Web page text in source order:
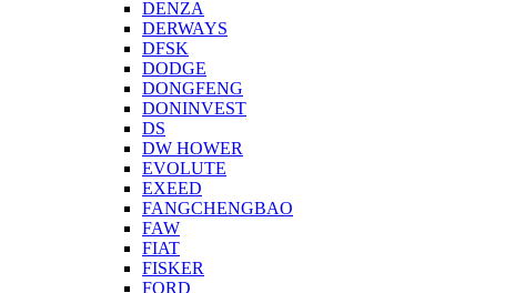
DENZA
DERWAYS
DFSK
DODGE
DONGFENG
DONINVEST
DS
DW HOWER
EVOLUTE
EXEED
FANGCHENGBAO
FAW
FIAT
FISKER
FORD